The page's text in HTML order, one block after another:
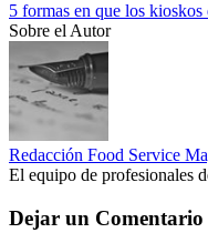
5 formas en que los
Sobre el Autor
Redacción Food Service
El equipo de profesionales
Dejar un Comentario